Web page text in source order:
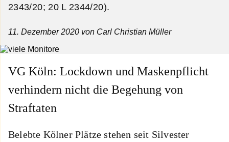
2343/20; 20 L 2344/20).
11. Dezember 2020 von Carl Christian Müller
VG Köln: Lockdown und Maskenpflicht
verhindern nicht die Begehung von
Straftaten
Belebte Kölner Plätze stehen seit Silvester